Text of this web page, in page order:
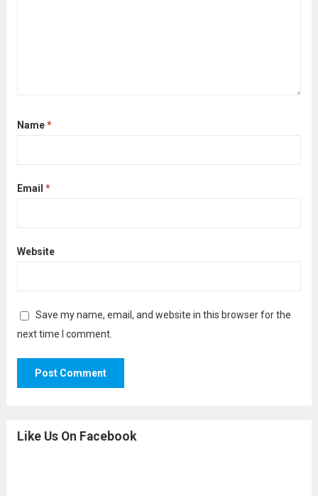
Name*
Email *
Website
Save my name, email, and website in this browser for the
next time I comment.
Like Us On Facebook